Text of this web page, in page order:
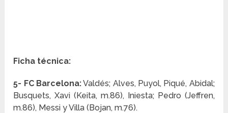
Ficha técnica:
5- FC Barcelona:Valdés; Alves, Puyol, Piqué, Abidal;
Busquets, Xavi (Keita, m.86), Iniesta; Pedro (Jeffren,
m.86), Messi y Villa (Bojan, m.76).